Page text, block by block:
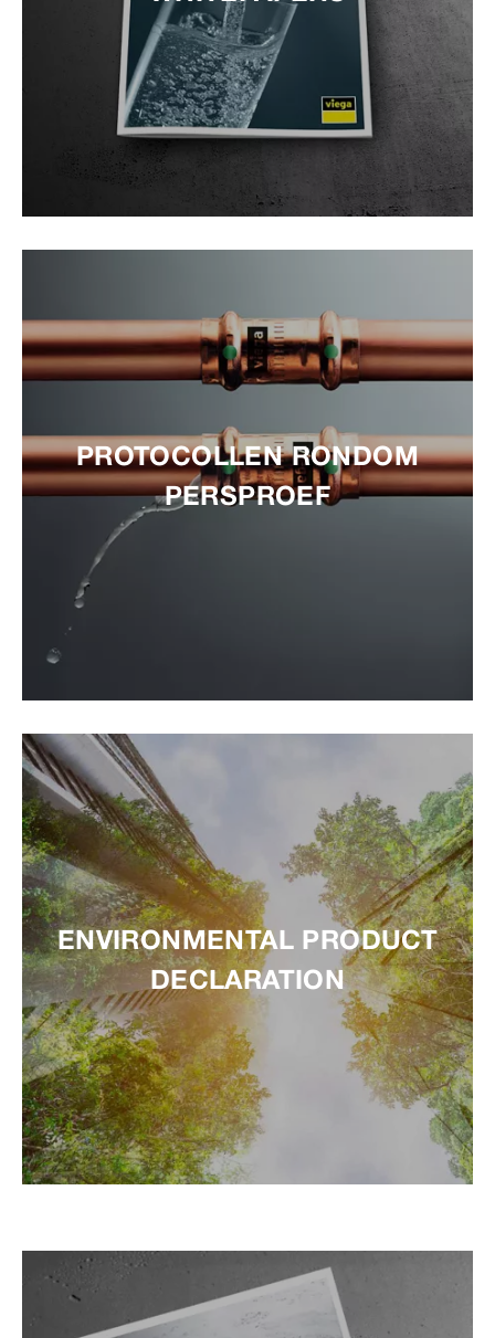
PROTOCOLLEN RONDOM
PERSPROEF
ENVIRONMENTAL PRODUCT
DECLARATION